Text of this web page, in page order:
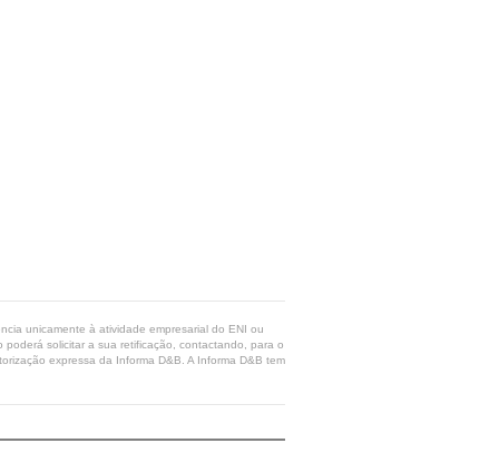
unicamente à atividade empresarial do ENI ou
solicitar a sua retificação, contactando, para o
expressa da Informa D&B. A Informa D&B tem